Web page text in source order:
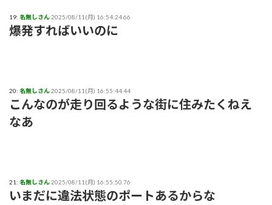
19: 名無しさん2025/08/11(月) 16:54:24.66
爆発すればいいのに
20: 名無しさん2025/08/11(月) 16:55:44.44
こんなのが走り回るような街に住みたくねえ
なあ
21: 名無しさん2025/08/11(月) 16:55:50.76
いまだに違法状態のポートあるからな